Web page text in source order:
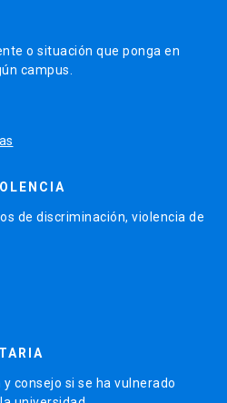
o situación que ponga en
campus.
de discriminación, violencia de
consejo si se ha vulnerado